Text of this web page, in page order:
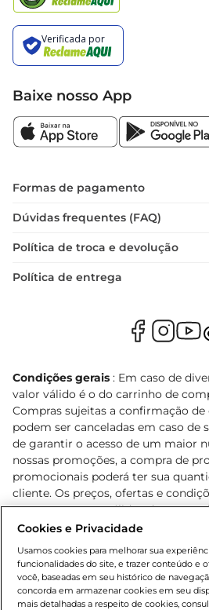
Baixe nosso App
Formas de pagamento
Dúvidas frequentes (FAQ)
Política de troca e devolução
Política de entrega
Condições gerais : Em caso de
valor válido é o do carrinho de
Compras sujeitas a confirmação de
podem ser canceladas em caso de
de garantir o acesso de um maior
nossas promoções, a compra de
promocionais poderá ter sua
cliente. Os preços, ofertas e
o e-commerce e válidos durante o
sofrer alterações sem prévia
Lei n.º 8069/90, art. 81, inciso II
Adolescente). Preços e condições
www.bretas.com.br, podendo sofrer
Cookies e Privacidade
Usamos cookies para melhorar sua
funcionalidades do site, e trazer conteúdo e
você, baseadas em seu histórico de
concorda em armazenar cookies em seu
mais detalhadas a respeito de cookies,